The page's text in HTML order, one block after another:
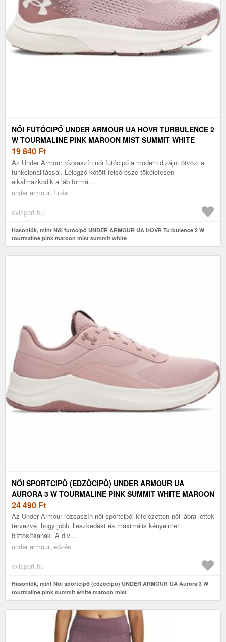
NŐI FUTÓCIPŐ UNDER ARMOUR UA HOVR TURBULENCE 2
W TOURMALINE PINK MAROON MIST SUMMIT WHITE
19 840 Ft
Az Under Armour rózsaszín női futócipő a modern dizájnt ötvözi a
funkcionalitással. Lélegző kötött felsőrésze tökéletesen
alkalmazkodik a láb formá...
under armour, futás
exisport.hu
Hasonlók, mint Női futócipő UNDER ARMOUR UA HOVR Turbulence 2 W
tourmaline pink maroon mist summit white
NŐI SPORTCIPŐ (EDZŐCIPŐ) UNDER ARMOUR UA
AURORA 3 W TOURMALINE PINK SUMMIT WHITE MAROON
MIST
24 490 Ft
Az Under Armour rózsaszín női sportcipői kifejezetten női lábra lettek
tervezve, hogy jobb illeszkedést és maximális kényelmet
biztosítsanak. A div...
under armour, edzés
exisport.hu
Hasonlók, mint Női sportcipő (edzőcipő) UNDER ARMOUR UA Aurora 3 W
tourmaline pink summit white maroon mist